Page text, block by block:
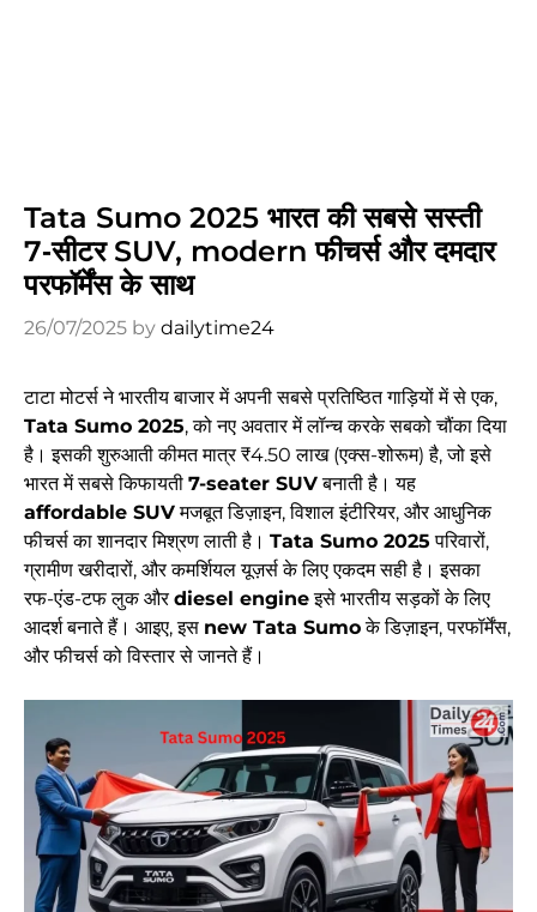
Tata Sumo 2025 भारत की सबसे सस्ती
7‑सीटर SUV, modern फीचर्स और दमदार
परफॉर्मेंस के साथ
26/07/2025 by dailytime24
टाटा मोटर्स ने भारतीय बाजार में अपनी सबसे प्रतिष्ठित गाड़ियों में से एक,
Tata Sumo 2025, को नए अवतार में लॉन्च करके सबको चौंका दिया
है। इसकी शुरुआती कीमत मात्र ₹4.50 लाख (एक्स-शोरूम) है, जो इसे
भारत में सबसे किफायती 7-seater SUVबनाती है। यह
affordable SUVमजबूत डिज़ाइन, विशाल इंटीरियर, और आधुनिक
फीचर्स का शानदार मिश्रण लाती है। Tata Sumo 2025 परिवारों,
ग्रामीण खरीदारों, और कमर्शियल यूज़र्स के लिए एकदम सही है। इसका
रफ-एंड-टफ लुक औरdiesel engineइसे भारतीय सड़कों के लिए
आदर्श बनाते हैं। आइए, इस new Tata Sumoके डिज़ाइन, परफॉर्मेंस,
और फीचर्स को विस्तार से जानते हैं।